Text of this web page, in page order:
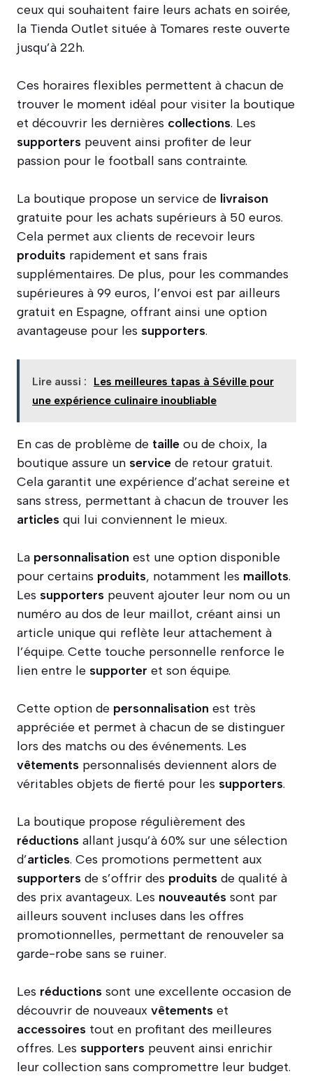
ceux qui souhaitent faire leurs achats en soirée,
la Tienda Outlet située à Tomares reste ouverte
jusqu’à 22h.
Ces horaires flexibles permettent à chacun de
trouver le moment idéal pour visiter la boutique
et découvrir les dernières collections. Les
supporters peuvent ainsi profiter de leur
passion pour le football sans contrainte.
La boutique propose un service de livraison
gratuite pour les achats supérieurs à 50 euros.
Cela permet aux clients de recevoir leurs
produits rapidement et sans frais
supplémentaires. De plus, pour les commandes
supérieures à 99 euros, l’envoi est par ailleurs
gratuit en Espagne, offrant ainsi une option
avantageuse pour les supporters.
Lire aussi :
Les meilleures tapas à Séville pour
une expérience culinaire inoubliable
En cas de problème de taille ou de choix, la
boutique assure un service de retour gratuit.
Cela garantit une expérience d’achat sereine et
sans stress, permettant à chacun de trouver les
articles qui lui conviennent le mieux.
La personnalisation est une option disponible
pour certains produits, notamment les maillots.
Les supporters peuvent ajouter leur nom ou un
numéro au dos de leur maillot, créant ainsi un
article unique qui reflète leur attachement à
l’équipe. Cette touche personnelle renforce le
lien entre le supporter et son équipe.
Cette option de personnalisation est très
appréciée et permet à chacun de se distinguer
lors des matchs ou des événements. Les
vêtements personnalisés deviennent alors de
véritables objets de fierté pour les supporters.
La boutique propose régulièrement des
réductions allant jusqu’à 60% sur une sélection
d’articles. Ces promotions permettent aux
supporters de s’offrir des produits de qualité à
des prix avantageux. Les nouveautés sont par
ailleurs souvent incluses dans les offres
promotionnelles, permettant de renouveler sa
garde-robe sans se ruiner.
Les réductions sont une excellente occasion de
découvrir de nouveaux vêtements et
accessoires tout en profitant des meilleures
offres. Les supporters peuvent ainsi enrichir
leur collection sans compromettre leur budget.